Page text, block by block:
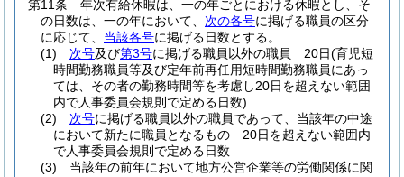
第11条
年次有給休暇は、一の年ごとにおける休暇とし、そ
の日数は、一の年において、 次の各号に掲げる職員の区分
に応じて、 当該各号に掲げる日数とする。
(1)
次号及び第3号に掲げる職員以外の職員 20日(育児短
時間勤務職員等及び定年前再任用短時間勤務職員にあっ
ては、その者の勤務時間等を考慮し20日を超えない範囲
内で人事委員会規則で定める日数)
(2)
次号に掲げる職員以外の職員であって、当該年の中途
において新たに職員となるもの 20日を超えない範囲内
で人事委員会規則で定める日数
(3)
当該年の前年において地方公営企業等の労働関係に関